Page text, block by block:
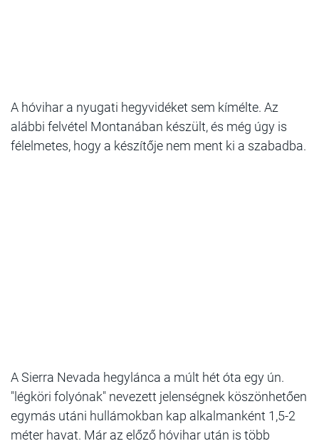
A hóvihar a nyugati hegyvidéket sem kímélte. Az
alábbi felvétel Montanában készült, és még úgy is
félelmetes, hogy a készítője nem ment ki a szabadba.
A Sierra Nevada hegylánca a múlt hét óta egy ún.
"légköri folyónak" nevezett jelenségnek köszönhetően
egymás utáni hullámokban kap alkalmanként 1,5-2
méter havat. Már az előző hóvihar után is több